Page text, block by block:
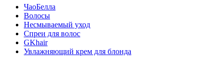
ЧаоБелла
Волосы
Несмываемый уход
Спреи для волос
GKhair
Увлажняющий крем для блонда